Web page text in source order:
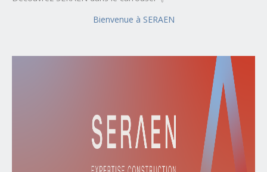
Bienvenue à SERAEN